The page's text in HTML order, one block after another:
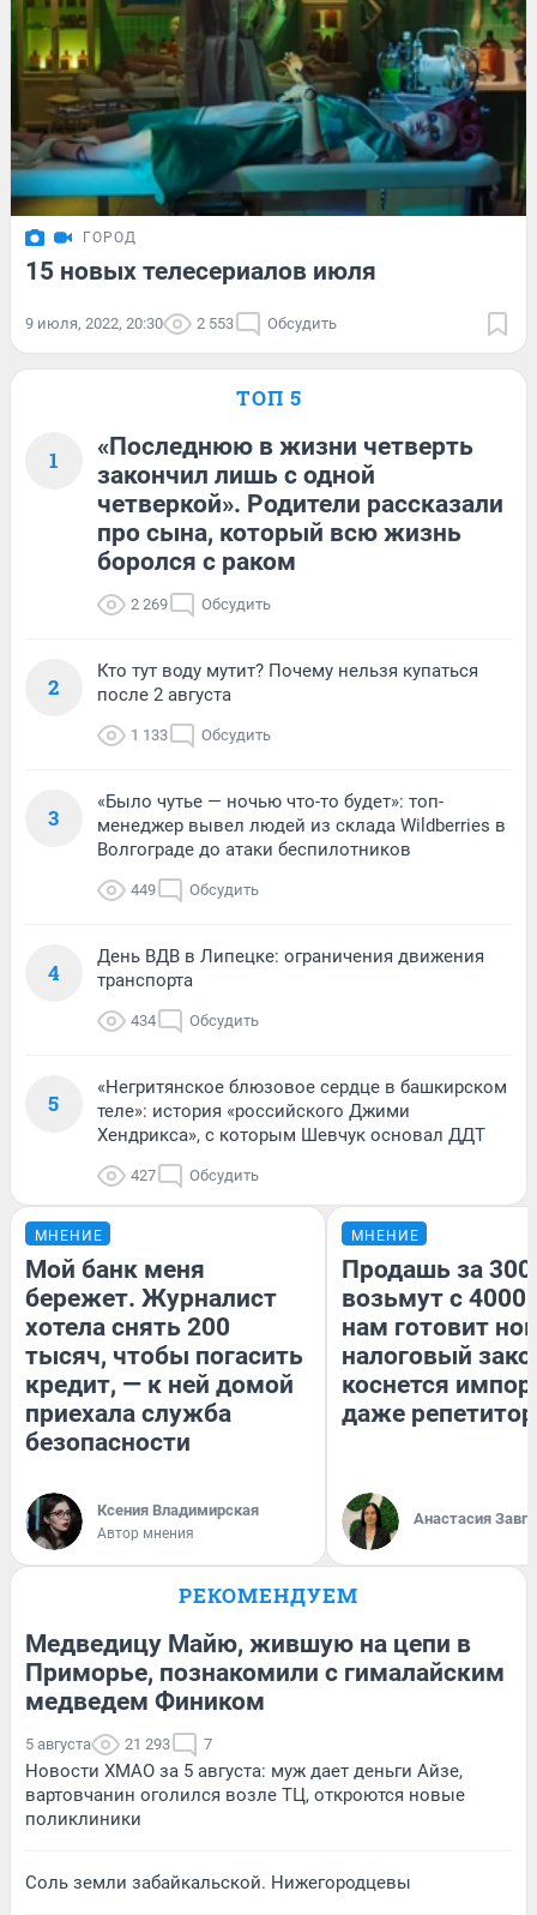
ГОРОД
15 новых телесериалов июля
9 июля, 2022, 20:30 2 553 Обсудить
ТОП 5
1
«Последнюю в жизни четверть
закончил лишь с одной
четверкой». Родители рассказали
про сына, который всю жизнь
боролся с раком
2 269 Обсудить
2
Кто тут воду мутит? Почему нельзя купаться
после 2 августа
1 133 Обсудить
3
«Было чутье — ночью что-то будет»: топ-
менеджер вывел людей из склада Wildberries в
Волгограде до атаки беспилотников
449 Обсудить
4
День ВДВ в Липецке: ограничения движения
транспорта
434 Обсудить
5
«Негритянское блюзовое сердце в башкирском
теле»: история «российского Джими
Хендрикса», с которым Шевчук основал ДДТ
427 Обсудить
МНЕНИЕ
Мой банк меня
бережет. Журналист
хотела снять 200
тысяч, чтобы погасить
кредит, — к ней домой
приехала служба
безопасности
Ксения Владимирская
Автор мнения
МНЕНИЕ
Продашь за
возьмут с
нам готовит
налоговый
коснется
даже
Анастасия
РЕКОМЕНДУЕМ
Медведицу Майю, жившую на цепи в
Приморье, познакомили с гималайским
медведем Фиником
5 августа 21 293 7
Новости ХМАО за 5 августа: муж дает деньги Айзе,
вартовчанин оголился возле ТЦ, откроются новые
поликлиники
Соль земли забайкальской. Нижегородцевы